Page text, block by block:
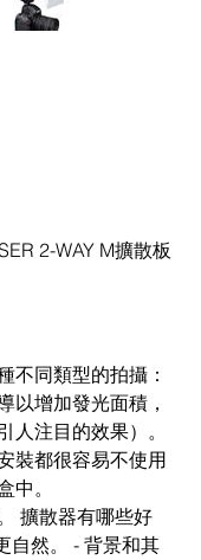
2-WAY M擴散板
不同類型的拍攝：
以增加發光面積，
人注目的效果）。
裝都很容易不使用
中。
擴散器有哪些好
自然。 - 背景和其